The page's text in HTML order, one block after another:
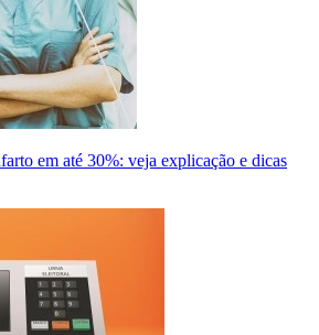
em até 30%: veja explicação e dicas